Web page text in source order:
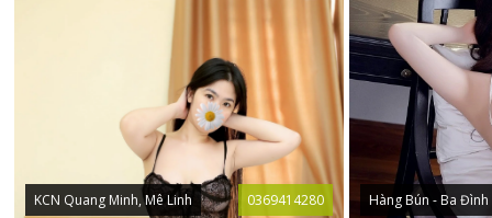
KCN Quang Minh, Mê Linh 0369414280 Hàng Bún - Ba Đình